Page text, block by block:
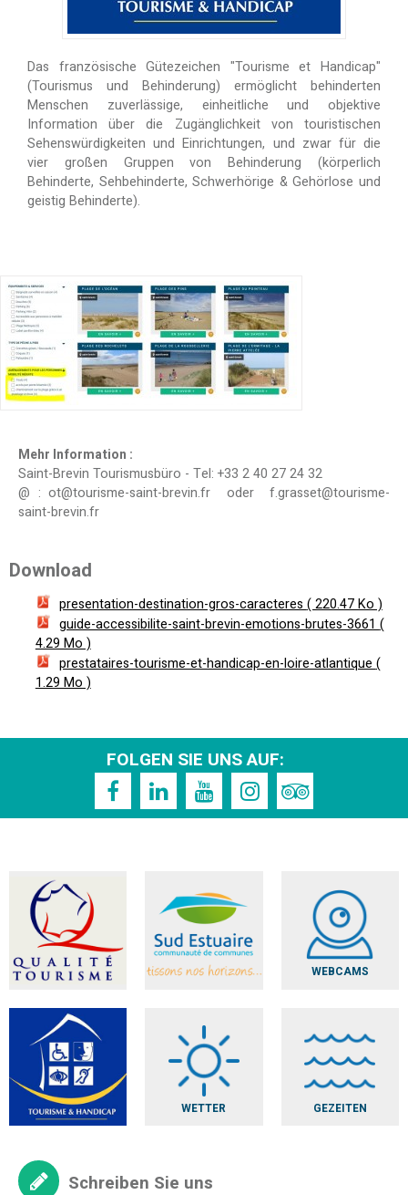
Das französische Gütezeichen "Tourisme et Handicap"
(Tourismus und Behinderung) ermöglicht behinderten
Menschen zuverlässige, einheitliche und objektive
Information über die Zugänglichkeit von touristischen
Sehenswürdigkeiten und Einrichtungen, und zwar für die
vier großen Gruppen von Behinderung (körperlich
Behinderte, Sehbehinderte, Schwerhörige & Gehörlose und
geistig Behinderte).
Mehr Information :
Saint-Brevin Tourismusbüro - Tel: +33 2 40 27 24 32
@ : ot@tourisme-saint-brevin.fr oder f.grasset@tourisme-
saint-brevin.fr
Download
presentation-destination-gros-caracteres( 220.47 Ko )
guide-accessibilite-saint-brevin-emotions-brutes-3661(
4.29 Mo )
prestataires-tourisme-et-handicap-en-loire-atlantique(
1.29 Mo )
FOLGEN SIE UNS AUF:
WEBCAMS
WETTER GEZEITEN
Schreiben Sie uns